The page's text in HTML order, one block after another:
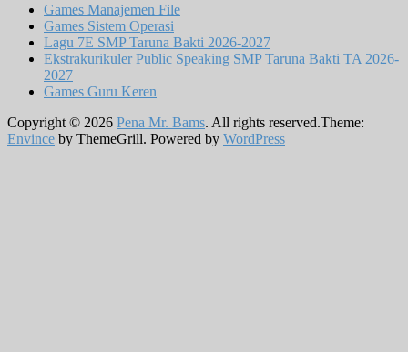
Games Manajemen File
Games Sistem Operasi
Lagu 7E SMP Taruna Bakti 2026-2027
Ekstrakurikuler Public Speaking SMP Taruna Bakti TA 2026-
2027
Games Guru Keren
Copyright © 2026 Pena Mr. Bams. All rights reserved.Theme:
Envince by ThemeGrill. Powered by WordPress